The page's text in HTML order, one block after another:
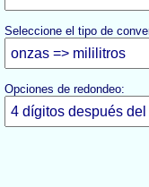
Seleccione el tipo de
Opciones de redondeo: